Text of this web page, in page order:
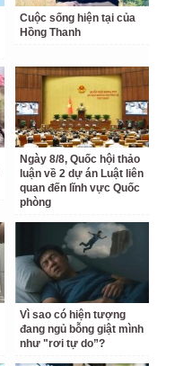
Cuộc sống hiện tại của
Hồng Thanh
Ngày 8/8, Quốc hội thảo
luận về 2 dự án Luật liên
quan đến lĩnh vực Quốc
phòng
Vì sao có hiện tượng
đang ngủ bỗng giật mình
như "rơi tự do”?